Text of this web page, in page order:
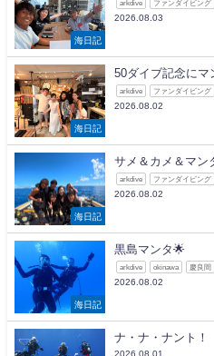
海日記
arkdive ファンダイビング
2026.08.03
海日記
50ダイブ記念にマ
arkdive ファンダイビング
2026.08.02
海日記
サメ＆カメ＆マン
arkdive ファンダイビング
2026.08.02
海日記
黒島マンタ🌟
arkdive okinawa 慶良間
2026.08.02
ナ・ナ・ナント！
2026.08.01